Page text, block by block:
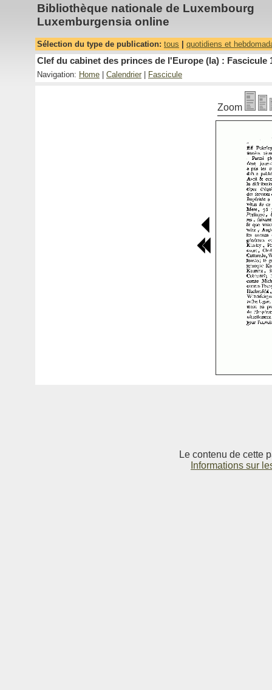
Bibliothèque nationale de Luxembourg
Luxemburgensia online
Sélection du type de publication: tous quotidiens et
Clef du cabinet des princes de l'Europe (la) : Fascicule
Navigation: Home Calendrier Fascicule
Zoom
Le contenu de cette
Informations sur